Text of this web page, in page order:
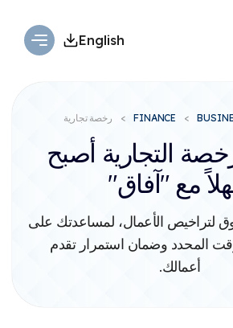
English
FINANCE رخصة تجارية
التجارية أصبح
مع "آفاق"
لتراخيص الأعمال، لمساعدتك على
المحدد وضمان استمرار تقدم
أعمالك.